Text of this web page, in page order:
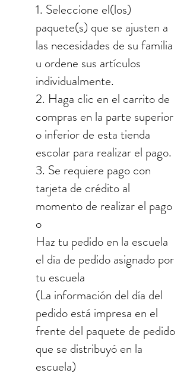
1. Seleccione el(los)
paquete(s) que se ajusten a
las necesidades de su familia
u ordene sus artículos
individualmente.
2. Haga clic en el carrito de
compras en la parte superior
o inferior de esta tienda
escolar para realizar el pago.
3. Se requiere pago con
tarjeta de crédito al
momento de realizar el pago
o
Haz tu pedido en la escuela
el día de pedido asignado por
tu escuela
(La información del día del
pedido está impresa en el
frente del paquete de pedido
que se distribuyó en la
escuela)